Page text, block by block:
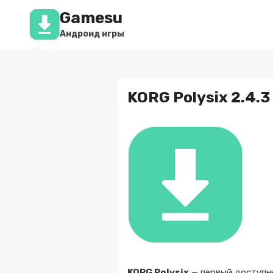
Перейти
содержимому
Gamesu
Андроид игры
KORG Polysix 2.4.3